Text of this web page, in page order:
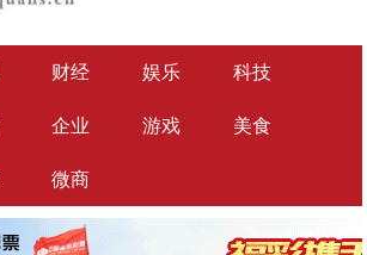
财经 娱乐 科技
企业 游戏 美食
微商